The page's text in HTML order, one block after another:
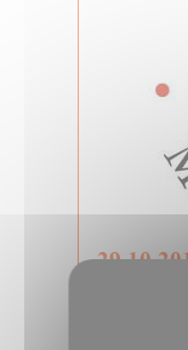
Conseil
Conseil